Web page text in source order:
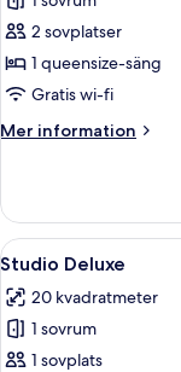
Deluxe-
rum
-
2 sovplatser
1 queensize-säng
Gratis wi-fi
Mer information
Mer
rum
balkong
Öppna
alla
foton
för
Studio
7
Studio Deluxe
20 kvadratmeter
1 sovrum
1 sovplats